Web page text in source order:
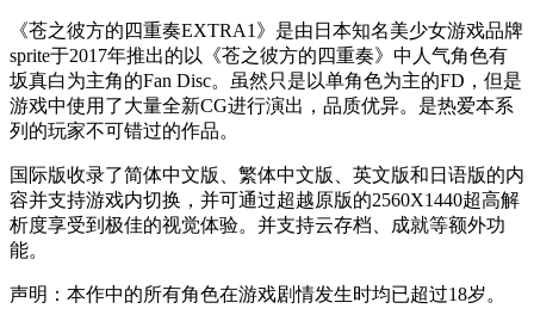
《苍之彼方的四重奏EXTRA1》是由日本知名美少女游戏品牌
sprite于2017年推出的以《苍之彼方的四重奏》中人气角色有
坂真白为主角的Fan Disc。虽然只是以单角色为主的FD，但是
游戏中使用了大量全新CG进行演出，品质优异。是热爱本系
列的玩家不可错过的作品。
国际版收录了简体中文版、繁体中文版、英文版和日语版的内
容并支持游戏内切换，并可通过超越原版的2560X1440超高解
析度享受到极佳的视觉体验。并支持云存档、成就等额外功
能。
声明：本作中的所有角色在游戏剧情发生时均已超过18岁。